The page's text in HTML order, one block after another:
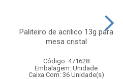
Paliteiro de acrilico 13g para
mesa cristal
Código: 471628
Embalagem: Unidade
Caixa Com: 36 Unidade(s)